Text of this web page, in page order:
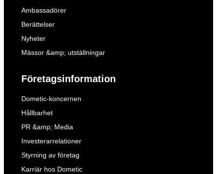
Ambassadörer
Berättelser
Nyheter
Mässor &amp; utställningar
Företagsinformation
Dometic-koncernen
Hållbarhet
PR &amp; Media
Investerarrelationer
Styrning av företag
Karriär hos Dometic